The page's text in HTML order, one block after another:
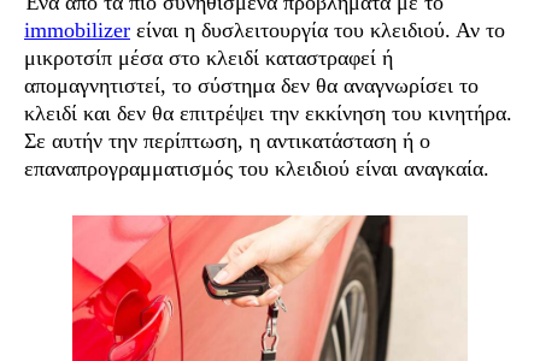
immobilizerείναι η δυσλειτουργία του κλειδιού. Αν το
μικροτσίπ μέσα στο κλειδί καταστραφεί ή
απομαγνητιστεί, το σύστημα δεν θα αναγνωρίσει το
κλειδί και δεν θα επιτρέψει την εκκίνηση του κινητήρα.
Σε αυτήν την περίπτωση, η αντικατάσταση ή ο
επαναπρογραμματισμός του κλειδιού είναι αναγκαία.